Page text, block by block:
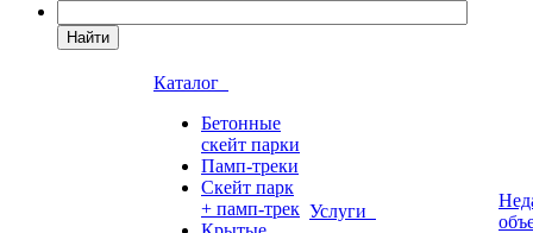
Найти
Каталог
Бетонные
скейт парки
Памп-треки
Скейт парк
+ памп-трек Услуги